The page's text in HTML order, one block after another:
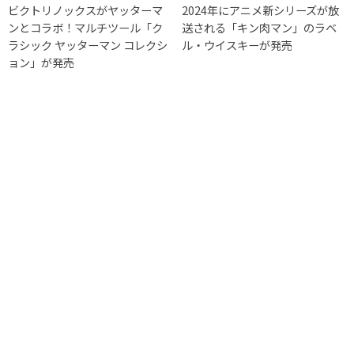
ビクトリノックスがヤッターマ
ンとコラボ！マルチツール「ク
ラシック ヤッターマン コレクシ
ョン」が発売
2024年にアニメ新シリーズが放
送される「キン肉マン」のラベ
ル・ウイスキーが発売